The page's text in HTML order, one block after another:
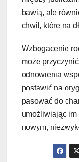
bawią, ale
chwil, które na
Wzbogacenie
może
odnowienia
postawić na
pasować do
umożliwiając
nowym,